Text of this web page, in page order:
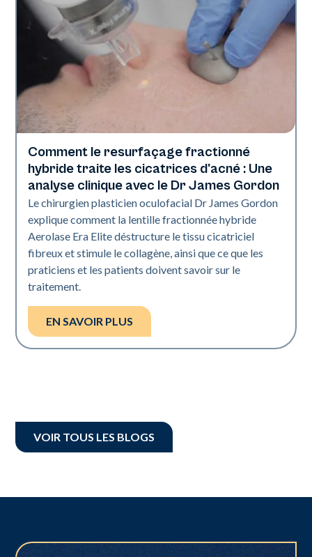
Technologie Aerolase
Comment le resurfaçage fractionné
hybride traite les cicatrices d'acné : Une
analyse clinique avec le Dr James Gordon
Le chirurgien plasticien oculofacial Dr James Gordon
explique comment la lentille fractionnée hybride
Aerolase Era Elite déstructure le tissu cicatriciel
fibreux et stimule le collagène, ainsi que ce que les
praticiens et les patients doivent savoir sur le
traitement.
EN SAVOIR PLUS
VOIR TOUS LES BLOGS